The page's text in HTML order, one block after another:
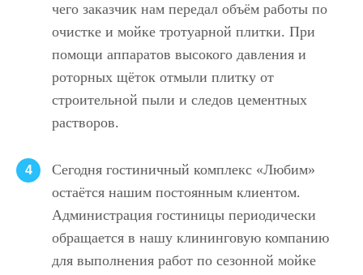
чего заказчик нам передал объём работы по
очистке и мойке тротуарной плитки. При
помощи аппаратов высокого давления и
роторных щёток отмыли плитку от
строительной пыли и следов цементных
растворов.
4
Сегодня гостиничный комплекс «Любим»
остаётся нашим постоянным клиентом.
Администрация гостиницы периодически
обращается в нашу клининговую компанию
для выполнения работ по сезонной мойке